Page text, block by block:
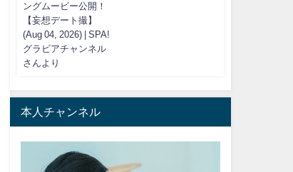
ングムービー公開！
【妄想デート撮】
(Aug 04, 2026) | SPA!
グラビアチャンネル
さんより
本人チャンネル